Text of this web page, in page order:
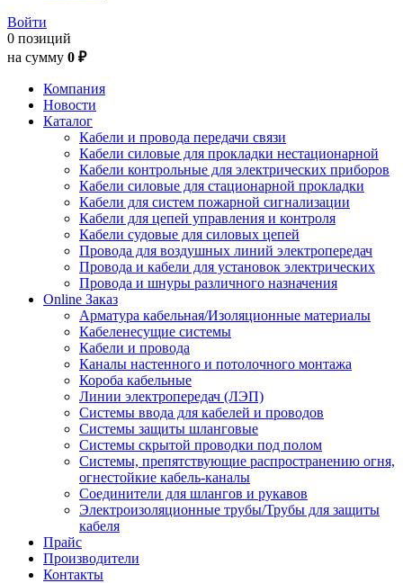
Войти
0 позиций
на сумму 0 ₽
Компания
Новости
Каталог
Кабели и провода передачи связи
Кабели силовые для прокладки нестационарной
Кабели контрольные для электрических приборов
Кабели силовые для стационарной прокладки
Кабели для систем пожарной сигнализации
Кабели для цепей управления и контроля
Кабели судовые для силовых цепей
Провода для воздушных линий электропередач
Провода и кабели для установок электрических
Провода и шнуры различного назначения
Online Заказ
Арматура кабельная/Изоляционные материалы
Кабеленесущие системы
Кабели и провода
Каналы настенного и потолочного монтажа
Короба кабельные
Линии электропередач (ЛЭП)
Системы ввода для кабелей и проводов
Системы защиты шланговые
Системы скрытой проводки под полом
Системы, препятствующие распространению огня,
огнестойкие кабель-каналы
Соединители для шлангов и рукавов
Электроизоляционные трубы/Трубы для защиты
кабеля
Прайс
Производители
Контакты